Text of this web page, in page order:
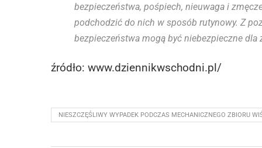
bezpieczeństwa, pośpiech, nieuwaga i
podchodzić do nich w sposób rutynowy. Z
bezpieczeństwa mogą być niebezpieczne dla
źródło: www.dziennikwschodni.pl/
NIESZCZĘŚLIWY WYPADEK PODCZAS MECHANICZNEGO ZBIORU